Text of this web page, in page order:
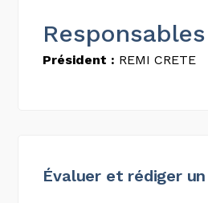
Responsables
Président : REMI CRETE
Évaluer et rédiger